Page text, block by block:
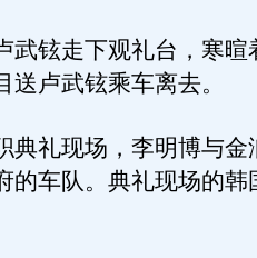
铉走下观礼台，寒暄
卢武铉乘车离去。
礼现场，李明博与金
的车队。典礼现场的韩